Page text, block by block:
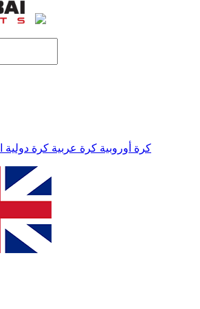
كرة أوروبية كرة عربية كرة دولية